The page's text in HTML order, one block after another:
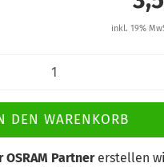
inkl. 19%
Partnererstellen